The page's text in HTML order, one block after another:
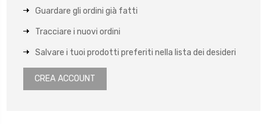
Guardare gli ordini già fatti
Tracciare i nuovi ordini
Salvare i tuoi prodotti preferiti nella lista dei desideri
CREA ACCOUNT